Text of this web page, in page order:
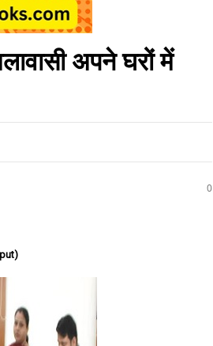
अपने घरों में
0